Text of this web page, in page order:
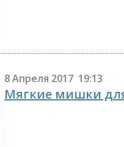
8 Апреля 2017 19:13
Мягкие мишки